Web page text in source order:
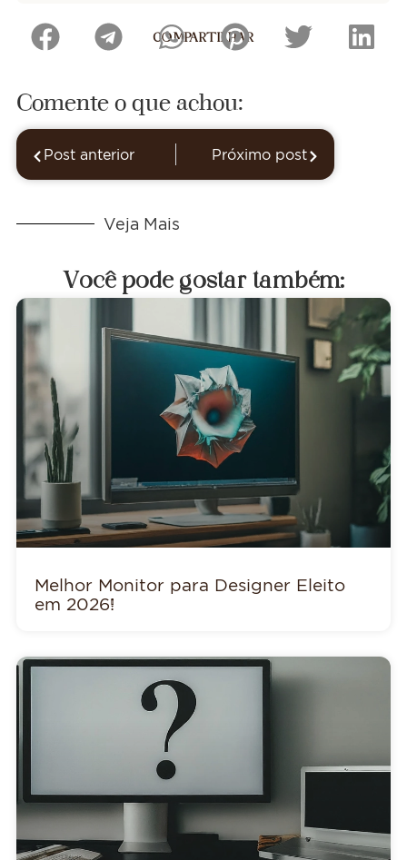
COMPARTILHAR
Comente o que achou:
Post anterior Próximo post
Veja Mais
Você pode gostar também:
Melhor Monitor para Designer Eleito
em 2026!